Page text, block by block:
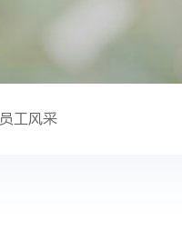
员工风采